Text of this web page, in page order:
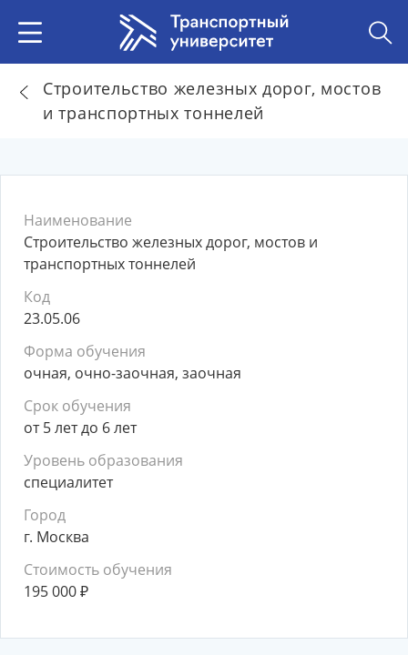
Строительство железных дорог, мостов
и транспортных тоннелей
Наименование
Строительство железных дорог, мостов и
транспортных тоннелей
Код
23.05.06
Форма обучения
очная, очно-заочная, заочная
Срок обучения
от 5 лет до 6 лет
Уровень образования
специалитет
Город
г. Москва
Стоимость обучения
195 000₽